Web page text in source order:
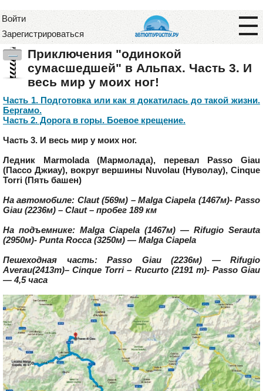
Войти
Зарегистрироваться
—
Приключения "одинокой
сумасшедшей" в Альпах. Часть 3. И
весь мир у моих ног!
Часть 1. Подготовка или как я докатилась до такой жизни.
Бергамо.
Часть 2. Дорога в горы. Боевое крещение.
Часть 3. И весь мир у моих ног.
Ледник Marmolada (Мармолада), перевал Passo Giau
(Пассо Джиау), вокруг вершины Nuvolau (Нуволау), Cinque
Torri (Пять башен)
На автомобиле: Claut (569м) – Malga Ciapela (1467м)- Passo
Giau (2236м) – Claut – пробег 189 км
На подъемнике: Malga Ciapela (1467м) — Rifugio Serauta
(2950м)- Punta Rocca (3250м) — Malga Ciapela
Пешеходная часть: Passo Giau (2236м) — Rifugio
Averau(2413m)– Cinque Torri – Rucurto (2191 m)- Passo Giau
— 4,5 часа